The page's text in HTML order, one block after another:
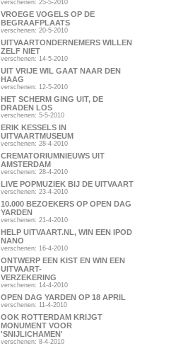
verschenen: 25-5-2010
VROEGE VOGELS OP DE
BEGRAAFPLAATS
verschenen: 20-5-2010
UITVAARTONDERNEMERS WILLEN
ZELF NIET
verschenen: 14-5-2010
UIT VRIJE WIL GAAT NAAR DEN
HAAG
verschenen: 12-5-2010
HET SCHERM GING UIT, DE
DRADEN LOS
verschenen: 5-5-2010
ERIK KESSELS IN
UITVAARTMUSEUM
verschenen: 28-4-2010
CREMATORIUMNIEUWS UIT
AMSTERDAM
verschenen: 28-4-2010
LIVE POPMUZIEK BIJ DE UITVAART
verschenen: 23-4-2010
10.000 BEZOEKERS OP OPEN DAG
YARDEN
verschenen: 21-4-2010
HELP UITVAART.NL, WIN EEN IPOD
NANO
verschenen: 16-4-2010
ONTWERP EEN KIST EN WIN EEN
UITVAART-
VERZEKERING
verschenen: 14-4-2010
OPEN DAG YARDEN OP 18 APRIL
verschenen: 11-4-2010
OOK ROTTERDAM KRIJGT
MONUMENT VOOR
'SNIJLICHAMEN'
verschenen: 8-4-2010